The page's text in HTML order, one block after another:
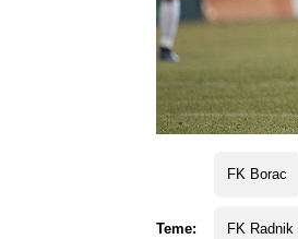
Teme:
FK Borac
FK